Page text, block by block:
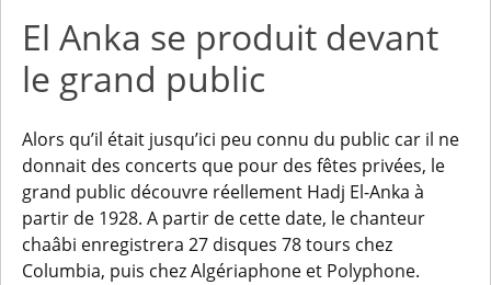
El Anka se produit devant
le grand public
Alors qu’il était jusqu’ici peu connu du public car il ne
donnait des concerts que pour des fêtes privées, le
grand public découvre réellement Hadj El-Anka à
partir de 1928. A partir de cette date, le chanteur
chaâbi enregistrera 27 disques 78 tours chez
Columbia, puis chez Algériaphone et Polyphone.